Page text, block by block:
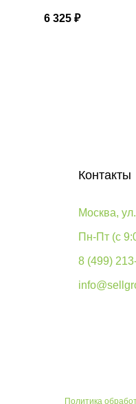
6 325₽
Контакты
Москва,
Пн-Пт (с
8 (499)
Политика